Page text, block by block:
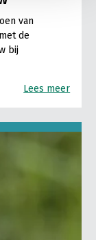
van
de
bij
Lees meer